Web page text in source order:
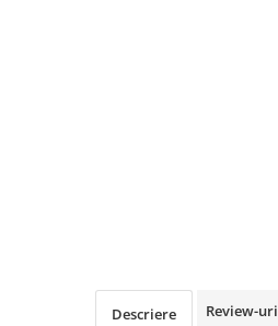
Montaj pe acoperis
Descriere Review-uri